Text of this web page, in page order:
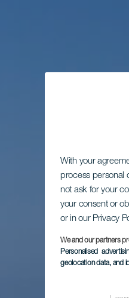
With your
process personal
not ask for your
your consent or
or in our Privacy
We and our partners
Personalised
geolocation data, and